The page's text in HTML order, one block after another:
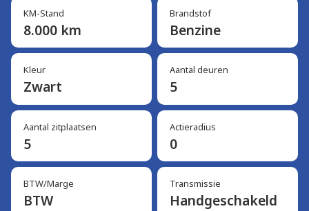
KM-Stand
8.000 km
Brandstof
Benzine
Kleur
Zwart
Aantal deuren
5
Aantal zitplaatsen
5
Actieradius
0
BTW/Marge
BTW
Transmissie
Handgeschakeld